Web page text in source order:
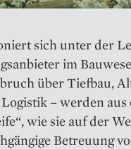
sich unter der
im
über Tiefbau,
– werden
wie sie auf der
Betreuung